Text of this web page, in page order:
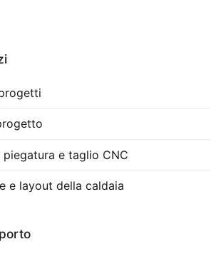
e taglio CNC
e layout della caldaia